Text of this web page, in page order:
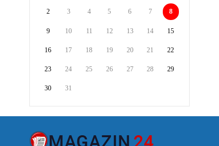
2 3 4 5 6 7 8
9 10 11 12 13 14 15
16 17 18 19 20 21 22
23 24 25 26 27 28 29
30 31